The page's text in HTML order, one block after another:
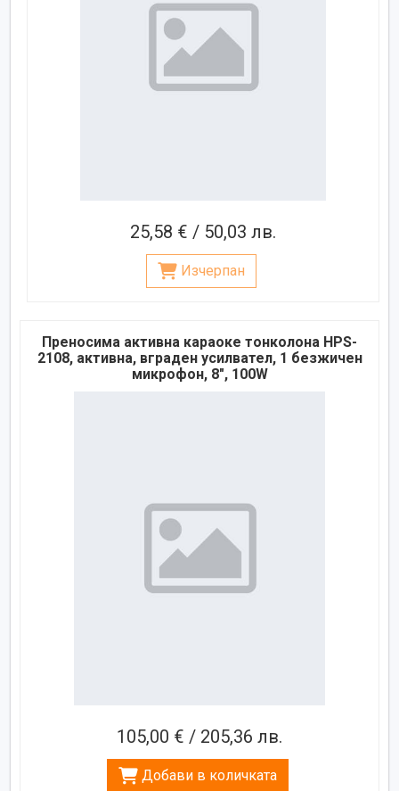
25,58 € / 50,03 лв.
Изчерпан
Преносима активна караоке тонколона HPS-
2108, активна, вграден усилвател, 1 безжичен
микрофон, 8", 100W
105,00 € / 205,36 лв.
Добави в количката